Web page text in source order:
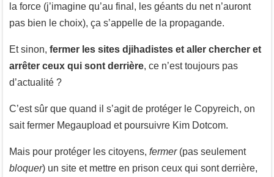
la force (j’imagine qu’au final, les géants du net n’auront
pas bien le choix), ça s’appelle de la propagande.
Et sinon, fermer les sites djihadistes et aller chercher et
arrêter ceux qui sont derrière, ce n’est toujours pas
d’actualité ?
C’est sûr que quand il s’agit de protéger le Copyreich, on
sait fermer Megaupload et poursuivre Kim Dotcom.
Mais pour protéger les citoyens, fermer(pas seulement
bloquer) un site et mettre en prison ceux qui sont derrière,